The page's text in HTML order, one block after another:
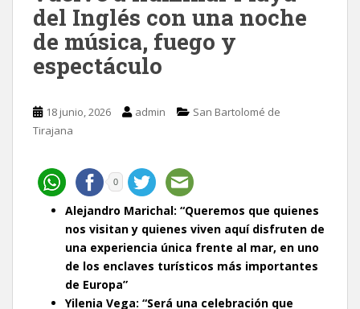
del Inglés con una noche
de música, fuego y
espectáculo
18 junio, 2026 admin
San Bartolomé de
Tirajana
0
Alejandro Marichal: “Queremos que quienes
nos visitan y quienes viven aquí disfruten de
una experiencia única frente al mar, en uno
de los enclaves turísticos más importantes
de Europa”
Yilenia Vega: “Será una celebración que